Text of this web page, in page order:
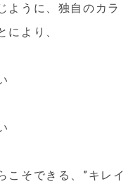
ように、独自のカラ
により、
こそできる、”キレイ